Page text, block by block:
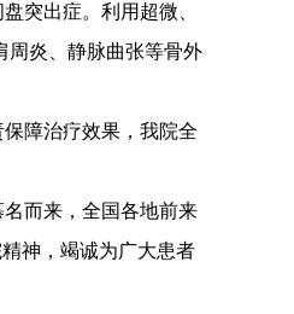
突出症。利用超微、
周炎、静脉曲张等骨外
障治疗效果，我院全
而来，全国各地前来
神，竭诚为广大患者